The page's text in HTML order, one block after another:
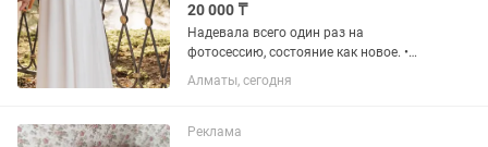
20 000 ₸
Надевала всего один раз на
фотосессию, состояние как новое. •
Размер XS-S • Очень красиво садится
по фигуре • Легкая струящаяся ткань •
фасон
Алматы, сегодня
Реклама